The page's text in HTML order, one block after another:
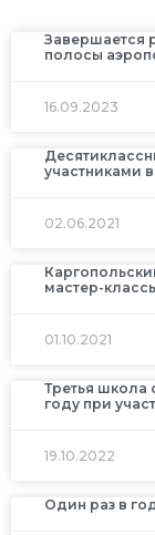
Завершается
полосы
16.09.2023
участниками
02.06.2021
мастер-
01.10.2021
Третья школа
году при
19.10.2022
Один раз в